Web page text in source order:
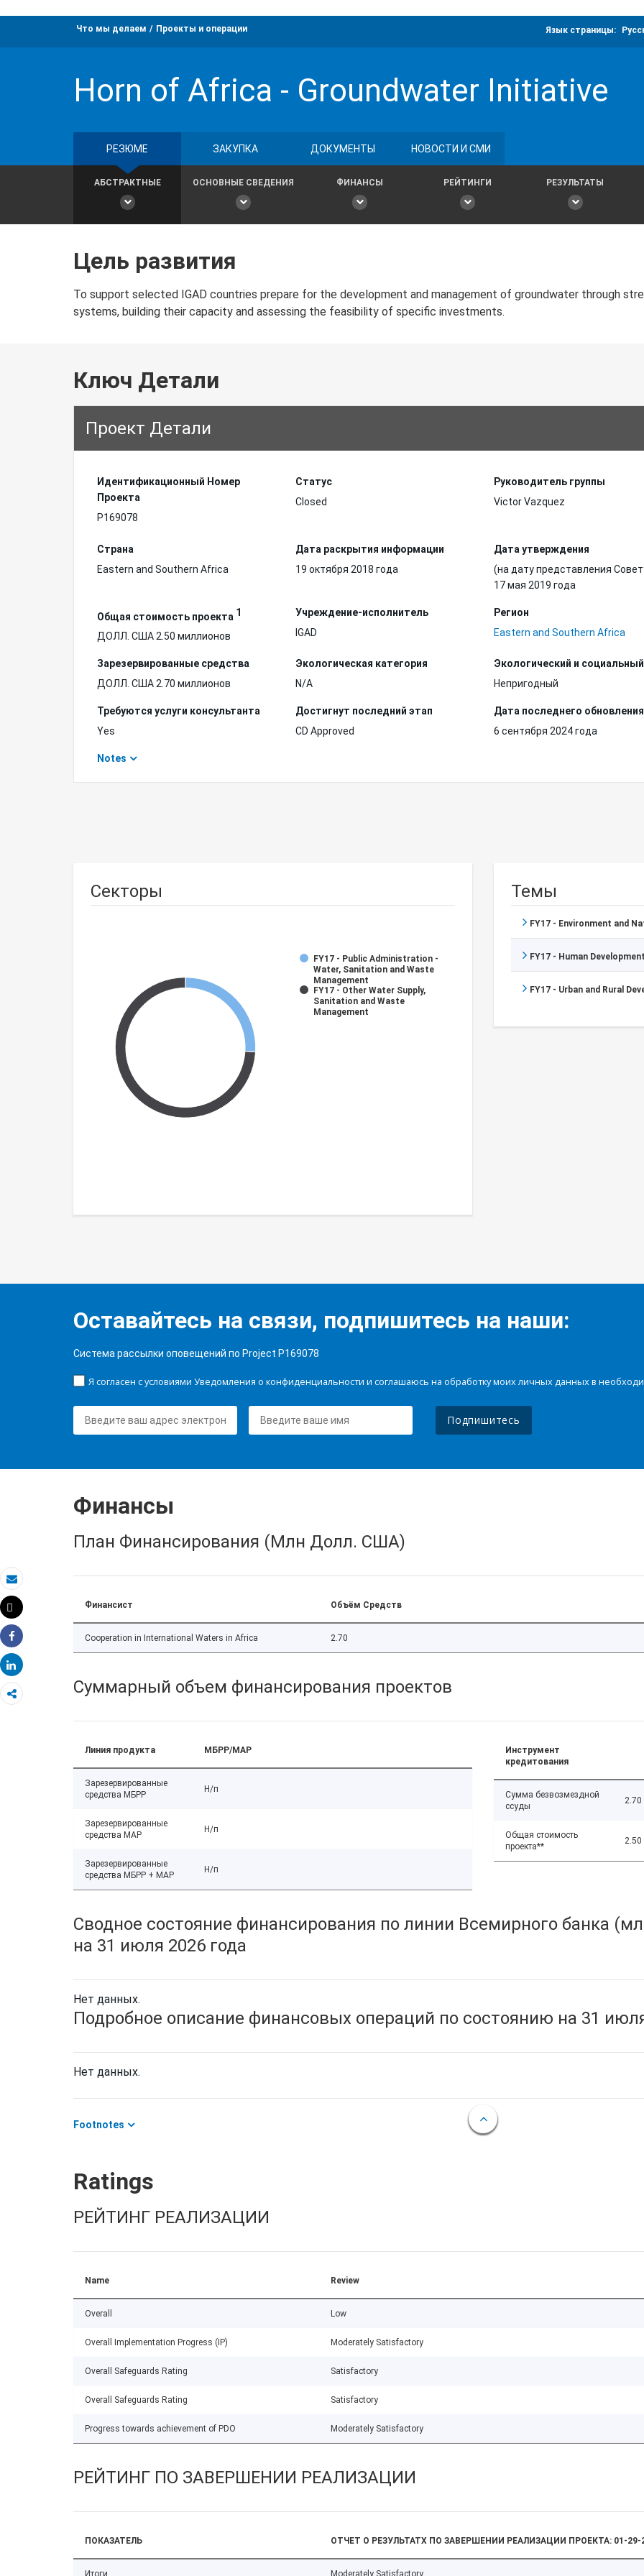
Электронная почта
Распечатать
Tweet
Share
Share
Что мы делаем Проекты и операции Язык страницы:
Horn of Africa - Groundwater Initiative
РЕЗЮМЕ ЗАКУПКА ДОКУМЕНТЫ НОВОСТИ И СМИ
АБСТРАКТНЫЕ ОСНОВНЫЕ СВЕДЕНИЯ ФИНАНСЫ РЕЙТИНГИ РЕЗУЛЬТАТЫ
Цель развития
To support selected IGAD countries prepare for the development and management of groundwater through
systems, building their capacity and assessing the feasibility of specific investments.
Ключ Детали
Проект Детали
Идентификационный Hомер
Проекта
P169078
Статус
Closed
Руководитель группы
Victor Vazquez
Страна
Eastern and Southern Africa
Дата раскрытия информации
19 октября 2018 года
Дата утверждения
(на дату представления
17 мая 2019 года
Общая стоимость проекта 1
ДОЛЛ. США 2.50 миллионов
Учреждение-исполнитель
IGAD
Регион
Eastern and Southern Africa
Зарезервированные средства
ДОЛЛ. США 2.70 миллионов
Экологическая категория
N/A
Экологический и
Непригодный
Требуются услуги консультанта
Yes
Достигнут последний этап
CD Approved
Дата последнего обновления
6 сентября 2024 года
Notes
Секторы
FY17 - Public Administration -
Water, Sanitation and Waste
Management
FY17 - Other Water Supply,
Sanitation and Waste
Management
Темы
FY17 - Environment and
FY17 - Human
FY17 - Urban and Rural
Оставайтесь на связи, подпишитесь на наши:
Система рассылки оповещений по Project P169078
Я согласен с условиями Уведомления о конфиденциальности и соглашаюсь на обработку моих личных данных в
Подпишитесь
Финансы
План Финансирования (Млн Долл. США)
Финансист Объём Средств
Cooperation in International Waters in Africa 2.70
Суммарный объем финансирования проектов
Линия продукта МБРР/МАР
Зарезервированные
средства МБРР
Н/п
Зарезервированные
средства МАР
Н/п
Зарезервированные
средства МБРР + МАР
Н/п
Инструмент
кредитования
Сумма безвозмездной
ссуды
2.70
Общая стоимость
проекта**
2.50
Сводное состояние финансирования по линии Всемирного банка
на 31 июля 2026 года
Нет данных.
Подробное описание финансовых операций по состоянию на 31
Нет данных.
Footnotes
Ratings
РЕЙТИНГ РЕАЛИЗАЦИИ
Name Review
Overall Low
Overall Implementation Progress (IP) Moderately Satisfactory
Overall Safeguards Rating Satisfactory
Overall Safeguards Rating Satisfactory
Progress towards achievement of PDO Moderately Satisfactory
РЕЙТИНГ ПО ЗАВЕРШЕНИИ РЕАЛИЗАЦИИ
ПОКАЗАТЕЛЬ ОТЧЕТ О РЕЗУЛЬТАТХ ПО ЗАВЕРШЕНИИ РЕАЛИЗАЦИИ ПРОЕКТА: 01-29-